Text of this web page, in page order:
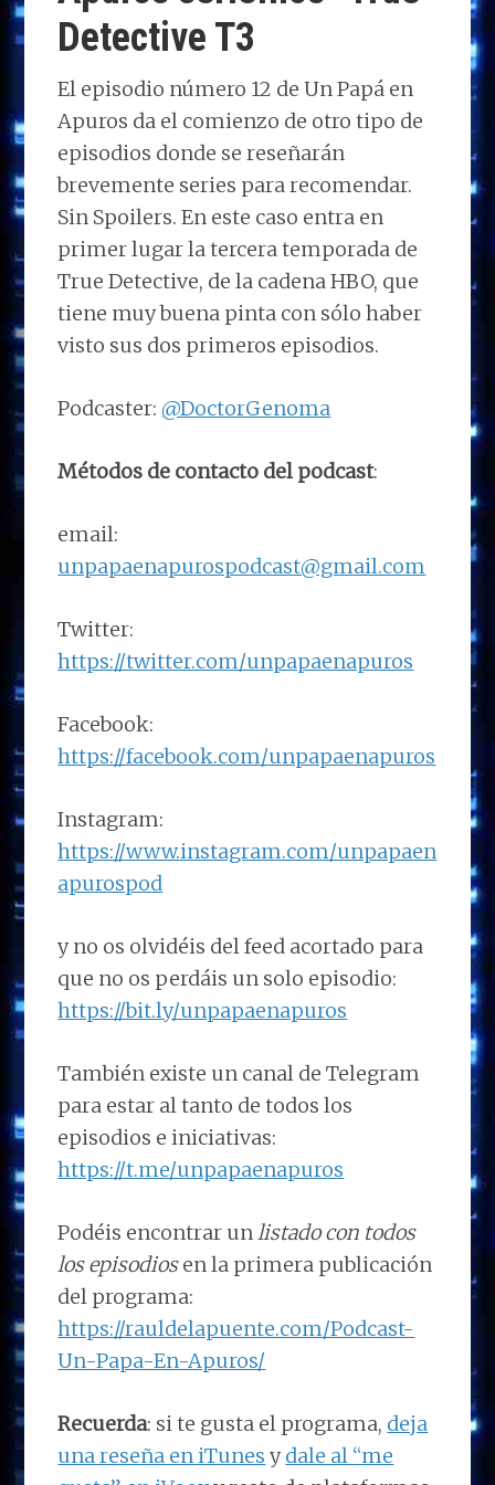
Detective T3
El episodio número 12 de Un Papá en
Apuros da el comienzo de otro tipo de
episodios donde se reseñarán
brevemente series para recomendar.
Sin Spoilers. En este caso entra en
primer lugar la tercera temporada de
True Detective, de la cadena HBO, que
tiene muy buena pinta con sólo haber
visto sus dos primeros episodios.
Podcaster: @DoctorGenoma
Métodos de contacto del podcast:
email:
unpapaenapurospodcast@gmail.com
Twitter:
https://twitter.com/unpapaenapuros
Facebook:
https://facebook.com/unpapaenapuros
Instagram:
https://www.instagram.com/unpapaen
apurospod
y no os olvidéis del feed acortado para
que no os perdáis un solo episodio:
https://bit.ly/unpapaenapuros
También existe un canal de Telegram
para estar al tanto de todos los
episodios e iniciativas:
https://t.me/unpapaenapuros
Podéis encontrar unlistado con todos
los episodiosen la primera publicación
del programa:
https://rauldelapuente.com/Podcast-
Un-Papa-En-Apuros/
Recuerda: si te gusta el programa, deja
una reseña en iTunes ydale al “me